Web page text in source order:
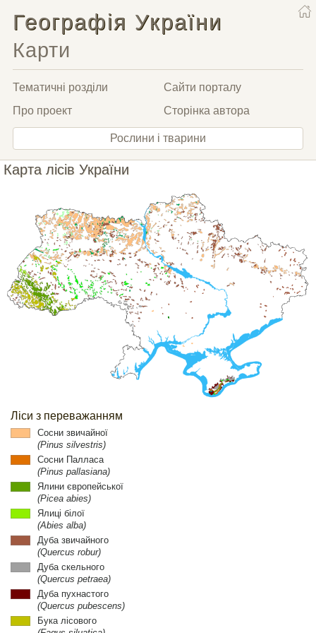
Географія України
Карти
Тематичні розділи
Сайти порталу
Про проект
Сторінка автора
Рослини і тварини
Карта лісів України
Ліси з переважанням
Сосни звичайної
(Pinus silvestris)
Сосни Палласа
(Pinus pallasiana)
Ялини європейської
(Picea abies)
Ялиці білої
(Abies alba)
Дуба звичайного
(Quercus robur)
Дуба скельного
(Quercus petraea)
Дуба пухнастого
(Quercus pubescens)
Бука лісового